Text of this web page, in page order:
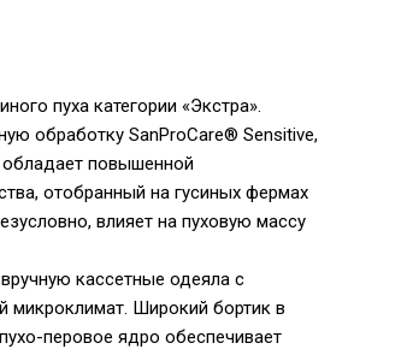
пуха категории «Экстра».
обработку SanProCare® Sensitive,
повышенной
отобранный на гусиных фермах
влияет на пуховую массу
кассетные одеяла с
микроклимат. Широкий бортик в
перовое ядро обеспечивает